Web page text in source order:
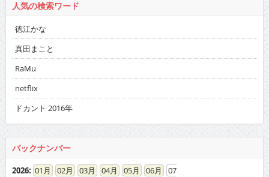
人気の検索ワード
徳江かな
真田まこと
RaMu
netflix
ドカント 2016年
バックナンバー
2026: 01 02 03 04 05 06
07